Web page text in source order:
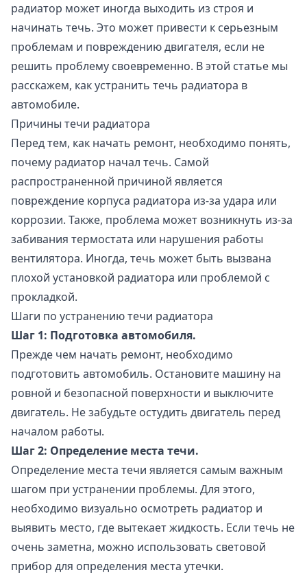
радиатор может иногда выходить из строя и
начинать течь. Это может привести к серьезным
проблемам и повреждению двигателя, если не
решить проблему своевременно. В этой статье мы
расскажем, как устранить течь радиатора в
автомобиле.
Причины течи радиатора
Перед тем, как начать ремонт, необходимо понять,
почему радиатор начал течь. Самой
распространенной причиной является
повреждение корпуса радиатора из-за удара или
коррозии. Также, проблема может возникнуть из-за
забивания термостата или нарушения работы
вентилятора. Иногда, течь может быть вызвана
плохой установкой радиатора или проблемой с
прокладкой.
Шаги по устранению течи радиатора
Шаг 1: Подготовка автомобиля.
Прежде чем начать ремонт, необходимо
подготовить автомобиль. Остановите машину на
ровной и безопасной поверхности и выключите
двигатель. Не забудьте остудить двигатель перед
началом работы.
Шаг 2: Определение места течи.
Определение места течи является самым важным
шагом при устранении проблемы. Для этого,
необходимо визуально осмотреть радиатор и
выявить место, где вытекает жидкость. Если течь не
очень заметна, можно использовать световой
прибор для определения места утечки.